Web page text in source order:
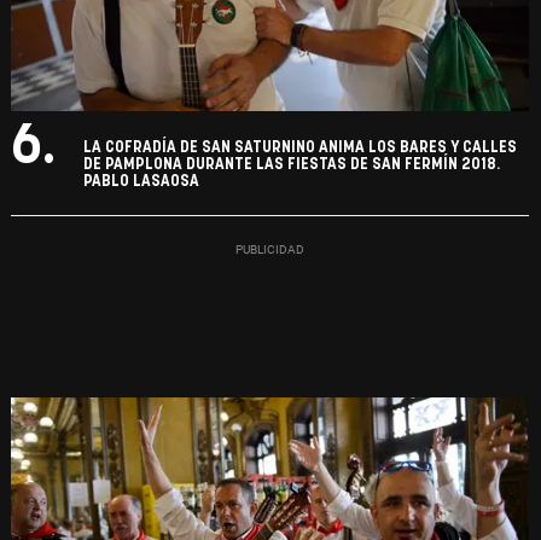
6.
LA COFRADÍA DE SAN SATURNINO ANIMA LOS BARES Y CALLES
DE PAMPLONA DURANTE LAS FIESTAS DE SAN FERMÍN 2018.
PABLO LASAOSA